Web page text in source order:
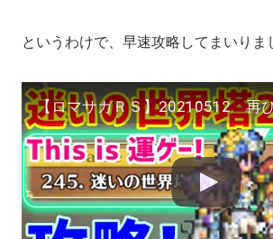
というわけで、早速攻略してまいりま